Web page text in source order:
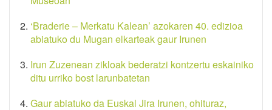
‘Braderie – Merkatu Kalean’ azokaren 40. edizioa
abiatuko du Mugan elkarteak gaur Irunen
Irun Zuzenean zikloak bederatzi kontzertu eskainiko
ditu urriko bost larunbatetan
Gaur abiatuko da Euskal Jira Irunen, ohituraz,